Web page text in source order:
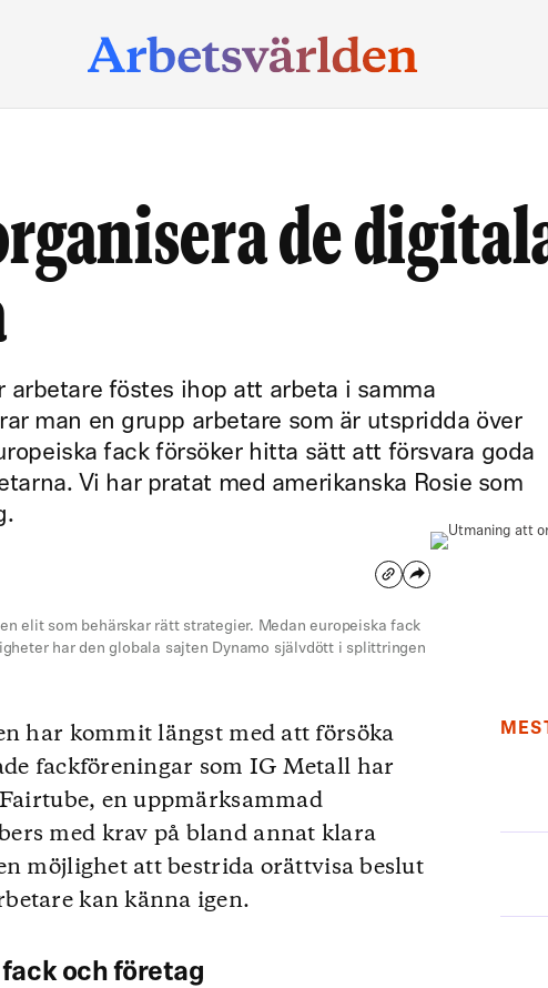
de
föstes ihop att arbeta i samma
man en grupp arbetare som är utspridda över
fack försöker hitta sätt att försvara goda
Vi har pratat med amerikanska Rosie som
elit som behärskar rätt strategier. Medan europeiska fack
har den globala sajten Dynamo självdött i splittringen
har kommit längst med att försöka
fackföreningar som IG Metall har
en uppmärksammad
med krav på bland annat klara
möjlighet att bestrida orättvisa beslut
kan känna igen.
och företag